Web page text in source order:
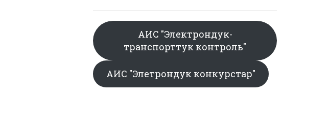
АИС "Электрондук-
транспорттук контроль"
АИС "Элетрондук конкурстар"